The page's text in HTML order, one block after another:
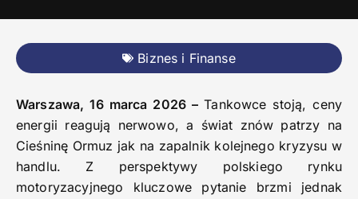
Biznes i Finanse
Warszawa, 16 marca 2026 –Tankowce stoją, ceny
energii reagują nerwowo, a świat znów patrzy na
Cieśninę Ormuz jak na zapalnik kolejnego kryzysu w
handlu. Z perspektywy polskiego rynku
motoryzacyjnego kluczowe pytanie brzmi jednak